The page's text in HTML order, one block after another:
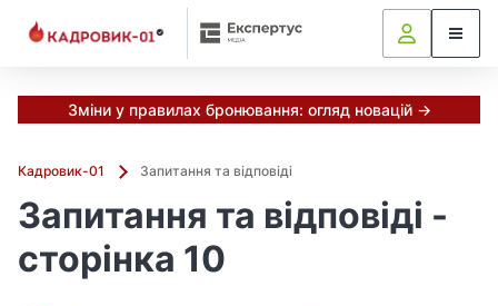
Зміни у правилах бронювання: огляд новацій →
Кадровик-01 Запитання та відповіді
Запитання та відповіді -
сторінка 10